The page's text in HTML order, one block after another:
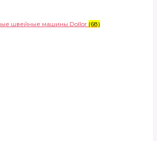
швейные машины Dollor (68)